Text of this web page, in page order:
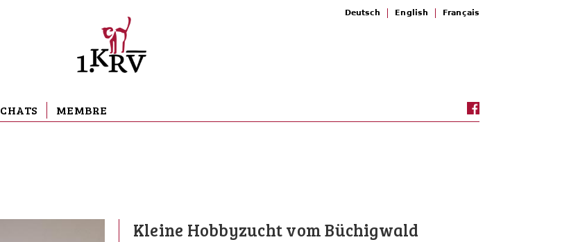
CHATS MEMBRE
Deutsch English Français
Kleine Hobbyzucht vom Büchigwald